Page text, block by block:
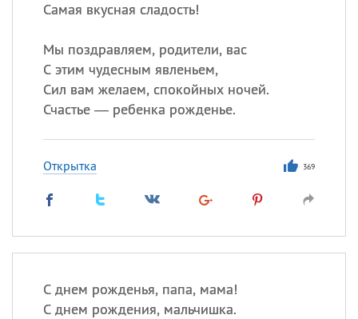
Самая вкусная сладость!
Мы поздравляем, родители, вас
С этим чудесным явленьем,
Сил вам желаем, спокойных ночей.
Счастье — ребенка рожденье.
Открытка 369
С днем рожденья, папа, мама!
С днем рождения, мальчишка.